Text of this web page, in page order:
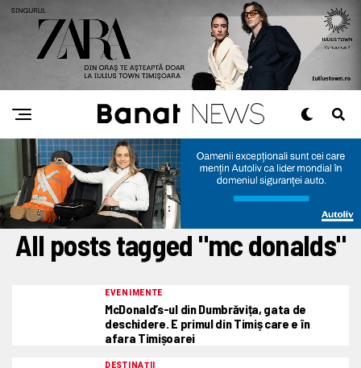
All posts tagged "mc donalds"
EVENIMENTE
McDonald’s-ul din Dumbrăvița, gata de
deschidere. E primul din Timiș care e în
afara Timișoarei
DESTINAȚII